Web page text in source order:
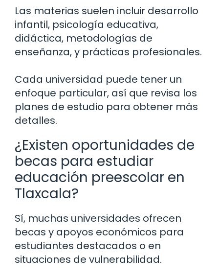
Las materias suelen incluir desarrollo
infantil, psicología educativa,
didáctica, metodologías de
enseñanza, y prácticas profesionales.
Cada universidad puede tener un
enfoque particular, así que revisa los
planes de estudio para obtener más
detalles.
¿Existen oportunidades de
becas para estudiar
educación preescolar en
Tlaxcala?
Sí, muchas universidades ofrecen
becas y apoyos económicos para
estudiantes destacados o en
situaciones de vulnerabilidad.